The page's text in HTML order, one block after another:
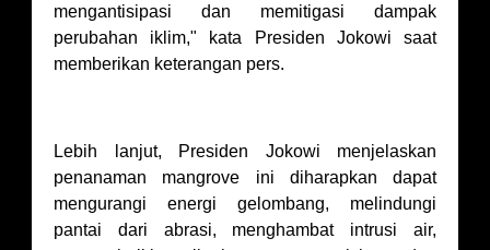
mengantisipasi dan memitigasi dampak
perubahan iklim," kata Presiden Jokowi saat
memberikan keterangan pers.
Lebih lanjut, Presiden Jokowi menjelaskan
penanaman mangrove ini diharapkan dapat
mengurangi energi gelombang, melindungi
pantai dari abrasi, menghambat intrusi air,